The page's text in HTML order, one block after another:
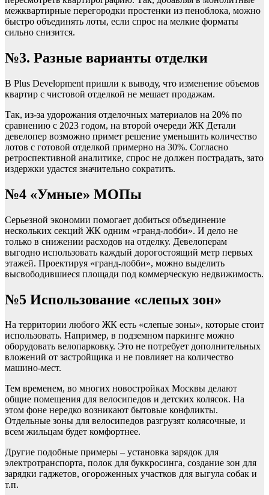
межквартирные перегородки простенки из пеноблока, можно
быстро объединять лоты, если спрос на мелкие форматы
сильно снизится.
№3. Разные варианты отделки
В Plus Development пришли к выводу, что изменение объемов
квартир с чистовой отделкой не мешает продажам.
Так, из-за удорожания отделочных материалов на 20% по
сравнению с 2023 годом, на второй очереди ЖК Детали
девелопер возможно примет решение уменьшить количество
лотов с готовой отделкой примерно на 30%. Согласно
ретроспективной аналитике, спрос не должен пострадать, зато
издержки удастся значительно сократить.
№4 «Умные» МОПы
Серьезной экономии помогает добиться объединение
нескольких секций ЖК одним «гранд-лобби». И дело не
только в снижении расходов на отделку. Девелоперам
выгодно использовать каждый дорогостоящий метр первых
этажей. Проектируя «гранд-лобби», можно выделить
высвободившиеся площади под коммерческую недвижимость.
№5 Использование «слепых зон»
На территории любого ЖК есть «слепые зоны», которые стоит
использовать. Например, в подземном паркинге можно
оборудовать велопарковку. Это не потребует дополнительных
вложений от застройщика и не повлияет на количество
машино-мест.
Тем временем, во многих новостройках Москвы делают
общие помещения для велосипедов и детских колясок. На
этом фоне нередко возникают бытовые конфликты.
Отдельные зоны для велосипедов разгрузят колясочные, и
всем жильцам будет комфортнее.
Другие подобные примеры – установка зарядок для
электротранспорта, полок для буккросинга, создание зон для
зарядки гаджетов, огороженных участков для выгула собак и
т.п.